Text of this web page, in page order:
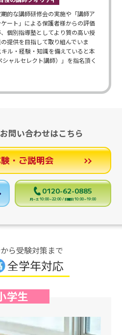
期的な講師研修会の実施や「講師ア
ケート」による保護者様からの評価
個別指導塾としてより質の高い授
提供を目指して取り組んでいま
ル・経験・知識を備えていると本
ャルセレクト講師）」を指名頂く
問い合わせはこちら
・ご説明会
0120-62-0885
月～土 10:00～22:00 / 日曜日 10:00～19:00
ら受験対策まで
全学年対応
学生